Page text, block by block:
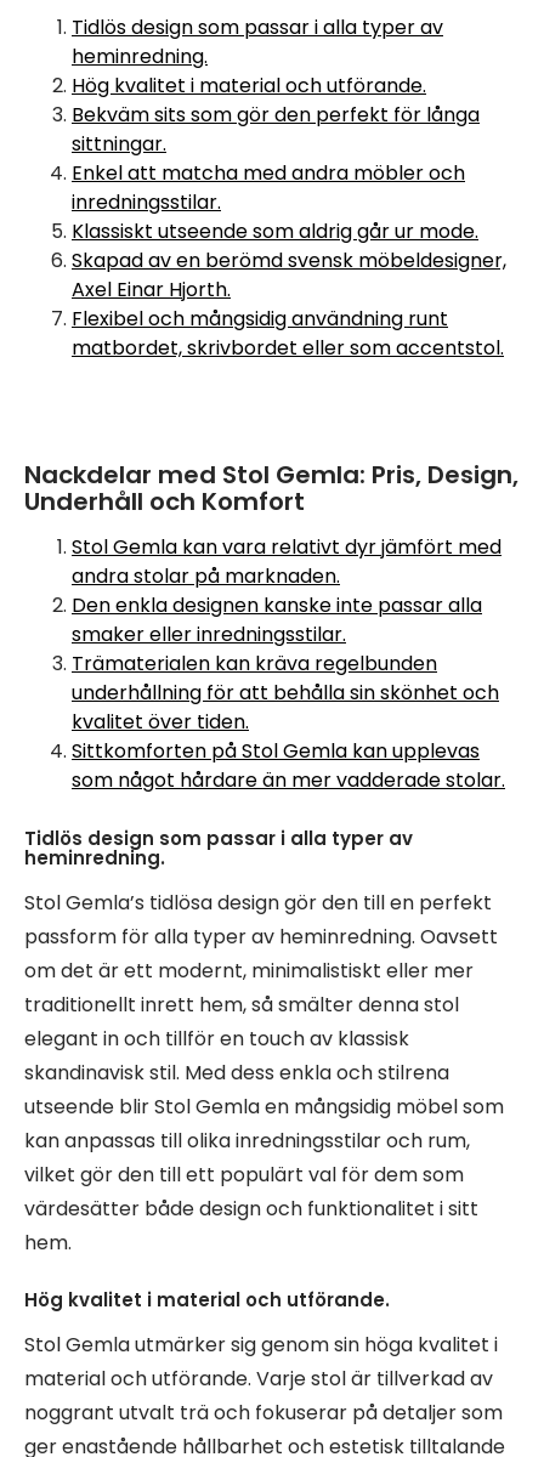
Tidlös design som passar i alla typer av
heminredning.
Hög kvalitet i material och utförande.
Bekväm sits som gör den perfekt för långa
sittningar.
Enkel att matcha med andra möbler och
inredningsstilar.
Klassiskt utseende som aldrig går ur mode.
Skapad av en berömd svensk möbeldesigner,
Axel Einar Hjorth.
Flexibel och mångsidig användning runt
matbordet, skrivbordet eller som accentstol.
Nackdelar med Stol Gemla: Pris, Design,
Underhåll och Komfort
Stol Gemla kan vara relativt dyr jämfört med
andra stolar på marknaden.
Den enkla designen kanske inte passar alla
smaker eller inredningsstilar.
Trämaterialen kan kräva regelbunden
underhållning för att behålla sin skönhet och
kvalitet över tiden.
Sittkomforten på Stol Gemla kan upplevas
som något hårdare än mer vadderade stolar.
Tidlös design som passar i alla typer av
heminredning.
Stol Gemla’s tidlösa design gör den till en perfekt
passform för alla typer av heminredning. Oavsett
om det är ett modernt, minimalistiskt eller mer
traditionellt inrett hem, så smälter denna stol
elegant in och tillför en touch av klassisk
skandinavisk stil. Med dess enkla och stilrena
utseende blir Stol Gemla en mångsidig möbel som
kan anpassas till olika inredningsstilar och rum,
vilket gör den till ett populärt val för dem som
värdesätter både design och funktionalitet i sitt
hem.
Hög kvalitet i material och utförande.
Stol Gemla utmärker sig genom sin höga kvalitet i
material och utförande. Varje stol är tillverkad av
noggrant utvalt trä och fokuserar på detaljer som
ger enastående hållbarhet och estetisk tilltalande